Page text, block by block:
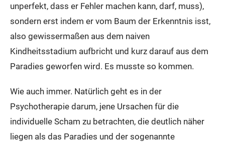
unperfekt, dass er Fehler machen kann, darf, muss),
sondern erst indem er vom Baum der Erkenntnis isst,
also gewissermaßen aus dem naiven
Kindheitsstadium aufbricht und kurz darauf aus dem
Paradies geworfen wird. Es musste so kommen.
Wie auch immer. Natürlich geht es in der
Psychotherapie darum, jene Ursachen für die
individuelle Scham zu betrachten, die deutlich näher
liegen als das Paradies und der sogenannte